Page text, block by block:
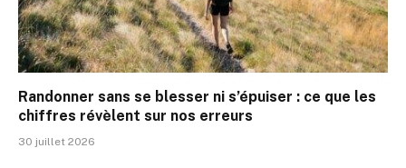
Randonner sans se blesser ni s’épuiser : ce que les
chiffres révèlent sur nos erreurs
30 juillet 2026